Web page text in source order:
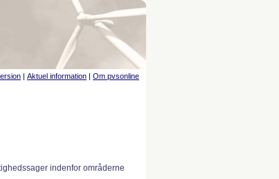
| Aktuel information | Om pvsonline
indenfor områderne